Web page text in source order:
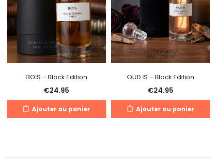
BOIS – Black Edition
€24.95
Ajouter au panier
OUD IS – Black Edition
€24.95
Ajouter au panier